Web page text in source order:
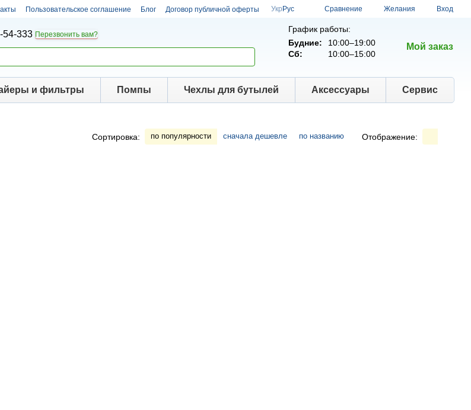
Пользовательское соглашение Блог Договор публичной оферты Укр Рус Сравнение Желания Вход
54-333 Перезвонить вам?
График работы:
Будние:
10:00–19:00
Сб:
10:00–15:00
Мой заказ
и фильтры Помпы Чехлы для бутылей Аксессуары Сервис
Сортировка: по популярности сначала дешевле по названию Отображение: